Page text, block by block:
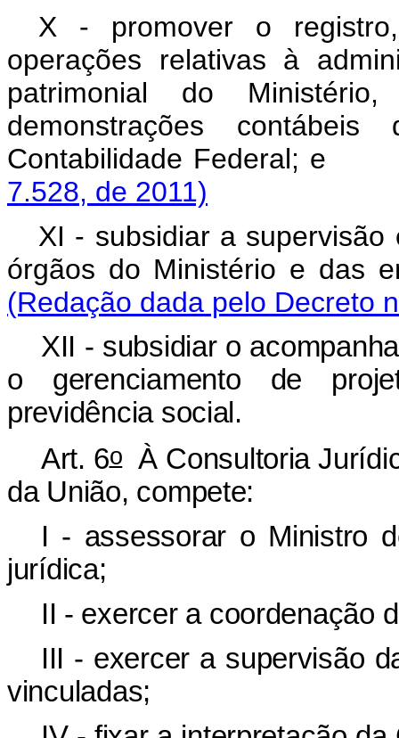
X - promover o
operações relativas à
patrimonial do
demonstrações
Contabilidade
7.528, de 2011)
XI - subsidiar a
órgãos do Ministério e
(Redação dada pelo Decreto
XII - subsidiar o
o gerenciamento de
previdência social.
Art. 6oÀ Consultoria
da União, compete:
I - assessorar o Ministro
jurídica;
II - exercer a coordenação
III - exercer a supervisão
vinculadas;